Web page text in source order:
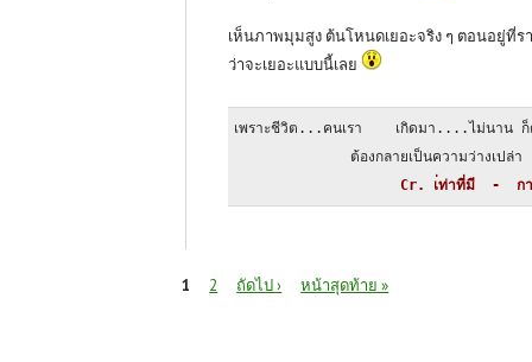
เห็นภาพมุมสูง ต้นโหนดเยอะจริง ๆ ตอนอยู่ที่ร
ว่าจะเยอะแบบนี้เลย
เพราะชีวิต...คนเรา    เกิดมา....ไม่นาน ก็
ต้องกลายเป็นความว่างเ
Cr. เ่ท่าที่มี  -  กา
1 2 ถัดไป › หน้าสุดท้าย »